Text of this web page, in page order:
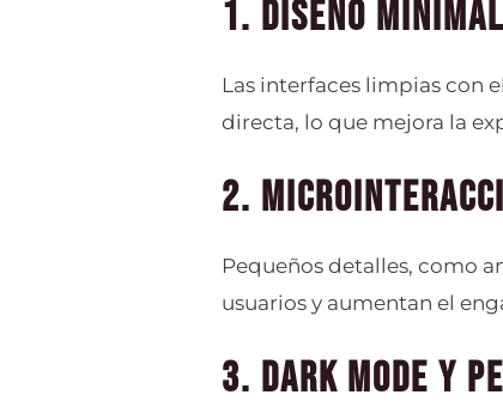
1. Diseño
Las interfaces limpias con
directa, lo que mejora la
2.
Pequeños detalles, como
usuarios y aumentan el
3. Dark mode y